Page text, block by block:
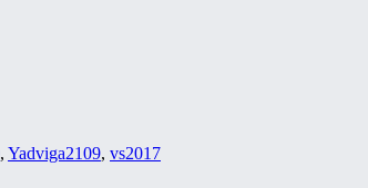
, Yadviga2109, vs2017